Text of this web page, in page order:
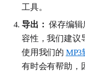
工具。
导出： 保存编辑
容性，我们建议
使用我们的 MP3
有时会有帮助，